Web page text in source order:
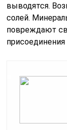
выводятся.
солей.
повреждают